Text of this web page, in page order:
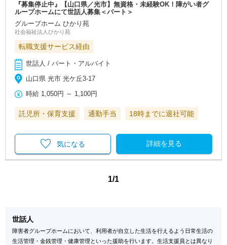
『募集停止中』【山口県／光市】無資格・未経験OK！障がい者グ
ループホームにて世話人募集＜パート＞
グループホーム ひかり苑
社会福祉法人ひかり苑
転職支援サービス経由
世話人 / パート・アルバイト
山口県 光市 光ケ丘3-17
時給 1,050円 ～ 1,100円
託児所・保育支援 通勤手当 18時までに退社可能
詳細を見る
気になる
1/1
世話人
障害者グループホームにおいて、利用者が自立した生活を行えるよう日常生活の
生活管理・金銭管理・健康管理といった援助を行います。生活支援員とは異なり